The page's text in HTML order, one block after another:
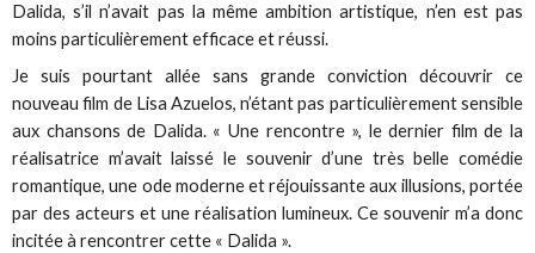
Dalida, s’il n’avait pas la même ambition artistique, n’en est pas
moins particulièrement efficace et réussi.
Je suis pourtant allée sans grande conviction découvrir ce
nouveau film de Lisa Azuelos, n’étant pas particulièrement sensible
aux chansons de Dalida. « Une rencontre », le dernier film de la
réalisatrice m’avait laissé le souvenir d’une très belle comédie
romantique, une ode moderne et réjouissante aux illusions, portée
par des acteurs et une réalisation lumineux. Ce souvenir m’a donc
incitée à rencontrer cette « Dalida ».